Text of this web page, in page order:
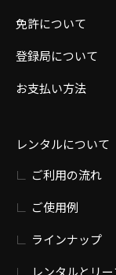
免許について
登録局について
お支払い方法
レンタルについて
ご利用の流れ
ご使用例
ラインナップ
レンタルとリ